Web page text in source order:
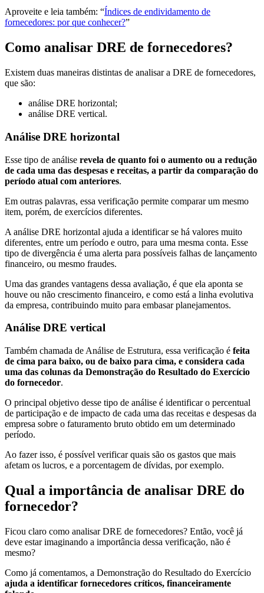
Aproveite e leia também: “Índices de endividamento de
fornecedores: por que conhecer?”
Como analisar DRE de fornecedores?
Existem duas maneiras distintas de analisar a DRE de fornecedores,
que são:
análise DRE horizontal;
análise DRE vertical.
Análise DRE horizontal
Esse tipo de análise revela de quanto foi o aumento ou a redução
de cada uma das despesas e receitas, a partir da comparação do
período atual com anteriores.
Em outras palavras, essa verificação permite comparar um mesmo
item, porém, de exercícios diferentes.
A análise DRE horizontal ajuda a identificar se há valores muito
diferentes, entre um período e outro, para uma mesma conta. Esse
tipo de divergência é uma alerta para possíveis falhas de lançamento
financeiro, ou mesmo fraudes.
Uma das grandes vantagens dessa avaliação, é que ela aponta se
houve ou não crescimento financeiro, e como está a linha evolutiva
da empresa, contribuindo muito para embasar planejamentos.
Análise DRE vertical
Também chamada de Análise de Estrutura, essa verificação é feita
de cima para baixo, ou de baixo para cima, e considera cada
uma das colunas da Demonstração do Resultado do Exercício
do fornecedor.
O principal objetivo desse tipo de análise é identificar o percentual
de participação e de impacto de cada uma das receitas e despesas da
empresa sobre o faturamento bruto obtido em um determinado
período.
Ao fazer isso, é possível verificar quais são os gastos que mais
afetam os lucros, e a porcentagem de dívidas, por exemplo.
Qual a importância de analisar DRE do
fornecedor?
Ficou claro como analisar DRE de fornecedores? Então, você já
deve estar imaginando a importância dessa verificação, não é
mesmo?
Como já comentamos, a Demonstração do Resultado do Exercício
ajuda a identificar fornecedores críticos, financeiramente